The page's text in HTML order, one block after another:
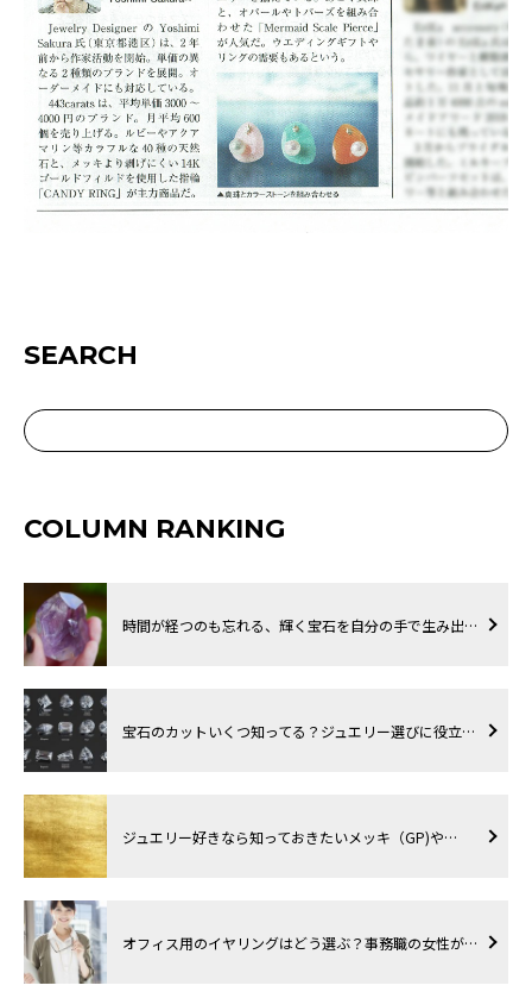
SEARCH
COLUMN RANKING
時間が経つのも忘れる、輝く宝石を自分の手で生み出…
宝石のカットいくつ知ってる？ジュエリー選びに役立…
ジュエリー好きなら知っておきたいメッキ（GP)や…
オフィス用のイヤリングはどう選ぶ？事務職の女性が…